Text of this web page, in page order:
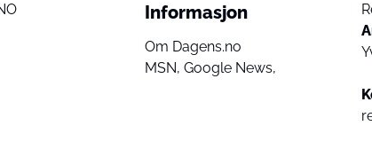
Informasjon
Om Dagens.no
MSN, Google News,